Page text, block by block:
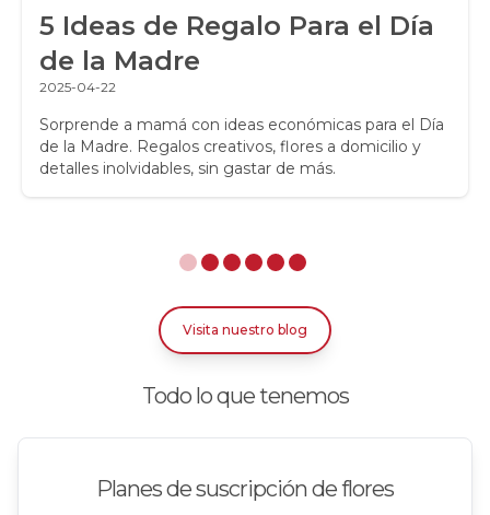
5 Ideas de Regalo Para el Día
de la Madre
2025-04-22
Sorprende a mamá con ideas económicas para el Día
de la Madre. Regalos creativos, flores a domicilio y
detalles inolvidables, sin gastar de más.
Visita nuestro blog
Todo lo que tenemos
Planes de suscripción de flores
Regalos para Hombres
Regalos para niños
Rosas
Rosas Amarillas
Rosas Azules
Rosas Bicolor Blancas-Rojas
Rosas Blancas
Rosas Damasco
Rosas en floreros